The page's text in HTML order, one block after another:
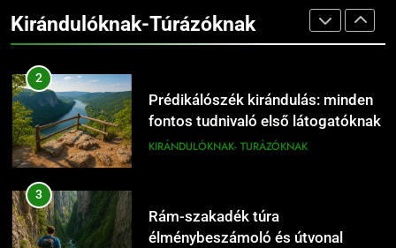
KIRÁNDULÓKNAK- TURÁZÓKNAK
17
KIRÁNDULÓKNAK- TURÁZÓKNAK
Kirándulóknak-Túrázóknak
fontos tudnivaló első látogatóknak
KIRÁNDULÓKNAK- TURÁZÓKNAK
3
Rám-szakadék túra
élménybeszámoló és útvonal
tippek
KIRÁNDULÓKNAK- TURÁZÓKNAK
4
Rám-szakadék egynapos
kirándulás a Dunakanyarban